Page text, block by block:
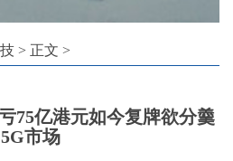
> 正文 >
75亿港元如今复牌欲分羹
5G市场